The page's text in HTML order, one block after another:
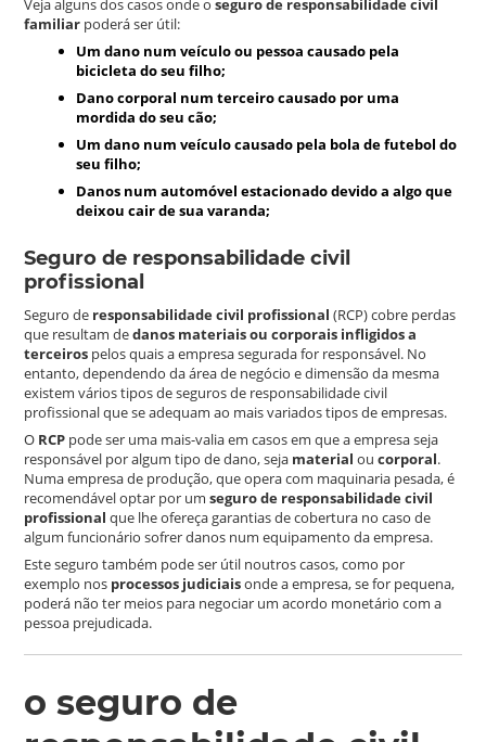
Veja alguns dos casos onde oseguro de responsabilidade civil
familiar poderá ser útil:
Um dano num veículo ou pessoa causado pela
bicicleta do seu filho;
Dano corporal num terceiro causado por uma
mordida do seu cão;
Um dano num veículo causado pela bola de futebol do
seu filho;
Danos num automóvel estacionado devido a algo que
deixou cair de sua varanda;
Seguro de responsabilidade civil
profissional
Seguro de responsabilidade civil profissional (RCP) cobre perdas
que resultam dedanos materiais ou corporais infligidos a
terceiros pelos quais a empresa segurada for responsável. No
entanto, dependendo da área de negócio e dimensão da mesma
existem vários tipos de seguros de responsabilidade civil
profissional que se adequam ao mais variados tipos de empresas.
O RCP pode ser uma mais-valia em casos em que a empresa seja
responsável por algum tipo de dano, seja material oucorporal.
Numa empresa de produção, que opera com maquinaria pesada, é
recomendável optar por umseguro de responsabilidade civil
profissional que lhe ofereça garantias de cobertura no caso de
algum funcionário sofrer danos num equipamento da empresa.
Este seguro também pode ser útil noutros casos, como por
exemplo nos processos judiciaisonde a empresa, se for pequena,
poderá não ter meios para negociar um acordo monetário com a
pessoa prejudicada.
o seguro de